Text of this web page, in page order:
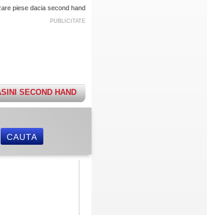
piese dacia second hand
PUBLICITATE
SECOND HAND